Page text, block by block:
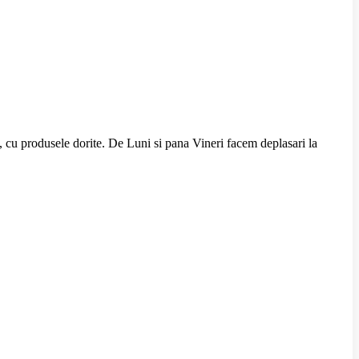
produsele dorite. De Luni si pana Vineri facem deplasari la